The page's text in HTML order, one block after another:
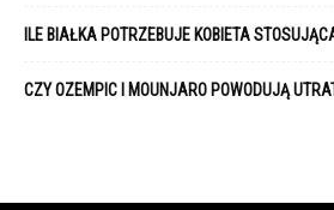
ILE BIAŁKA POTRZEBUJE KOBIETA
CZY OZEMPIC I MOUNJARO POWODUJĄ